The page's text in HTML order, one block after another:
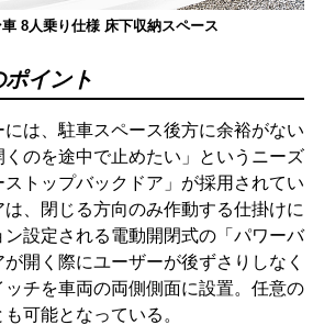
8人乗り仕様 床下収納スペース
イント
は、駐車スペース後方に余裕がない
のを途中で止めたい」というニーズ
トップバックドア」が採用されてい
、閉じる方向のみ作動する仕掛けに
設定される電動開閉式の「パワーバ
開く際にユーザーが後ずさりしなく
チを車両の両側側面に設置。任意の
可能となっている。